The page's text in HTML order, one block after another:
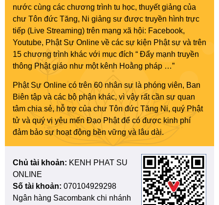
nước cùng các chương trình tu học, thuyết giảng của
chư Tôn đức Tăng, Ni giảng sư được truyền hình trực
tiếp (Live Streaming) trên mạng xã hội: Facebook,
Youtube, Phật Sự Online về các sự kiện Phật sự và trên
15 chương trình khác với mục đích “ Đẩy mạnh truyền
thông Phật giáo như một kênh Hoằng pháp …”
Phật Sự Online có trên 60 nhân sự là phóng viên, Ban
Biên tập và các bộ phận khác, vì vậy rất cần sự quan
tâm chia sẻ, hỗ trợ của chư Tôn đức Tăng Ni, quý Phật
tử và quý vị yêu mến Đạo Phật để có được kinh phí
đảm bảo sự hoạt động bền vững và lâu dài.
Chủ tài khoản: KENH PHAT SU
ONLINE
Số tài khoản: 070104929298
Ngân hàng Sacombank chi nhánh